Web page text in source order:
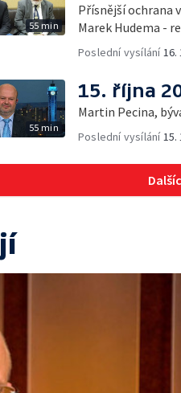
55 min
Přísnější ochrana
Marek Hudema -
Poslední vysílání 16.
55 min
15. října
Martin Pecina,
Poslední vysílání 15.